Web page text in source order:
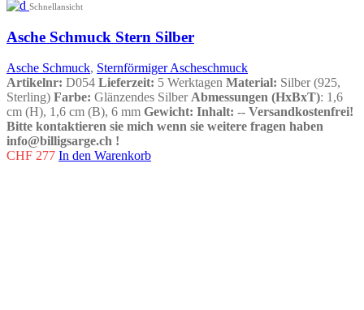
Schnellansicht
Asche Schmuck Stern Silber
Asche Schmuck, Sternförmiger Ascheschmuck
Artikelnr: D054 Lieferzeit: 5 Werktagen Material: Silber (925,
Sterling) Farbe: Glänzendes Silber Abmessungen (HxBxT): 1,6
cm (H), 1,6 cm (B), 6 mm Gewicht: Inhalt: -- Versandkostenfrei!
Bitte kontaktieren sie mich wenn sie weitere fragen haben
info@billigsarge.ch !
CHF 277 In den Warenkorb